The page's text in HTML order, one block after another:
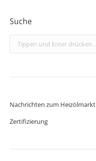
Suche
Search:
Nachrichten zum Heizölmarkt
Zertifizierung